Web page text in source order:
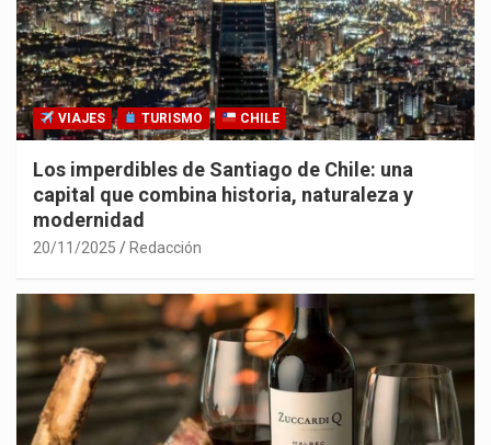
VIAJES TURISMO CHILE
Los imperdibles de Santiago de Chile: una
capital que combina historia, naturaleza y
modernidad
20/11/2025 Redacción